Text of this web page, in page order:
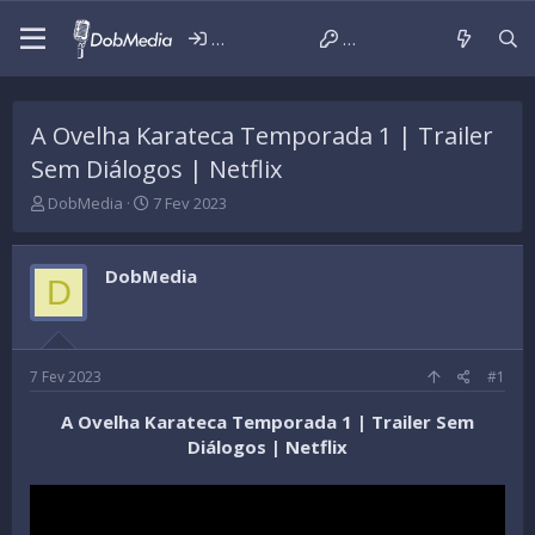
Iniciar sessão Criar conta
A Ovelha Karateca Temporada 1 | Trailer
Sem Diálogos | Netflix
T
r
e
a
d
t
a
r
DobMedia
D
t
a
d
n
c
i
7 Fev 2023
D DobMedia
7 Fev 2023 #1
A Ovelha Karateca Temporada 1 | Trailer Sem
Diálogos | Netflix